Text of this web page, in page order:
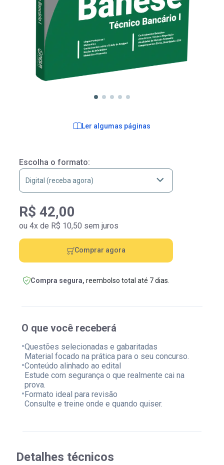
Ler algumas páginas
O que você receberá
•Questões selecionadas e gabaritadas
Material focado na prática para o seu concurso.
•Conteúdo alinhado ao edital
Estude com segurança o que realmente cai na
prova.
•Formato ideal para revisão
Consulte e treine onde e quando quiser.
Escolha o formato:
R$ 42,00
ou 4x de R$ 10,50 sem juros
Comprar agora
Compra segura, reembolso total até 7 dias.
Detalhes técnicos